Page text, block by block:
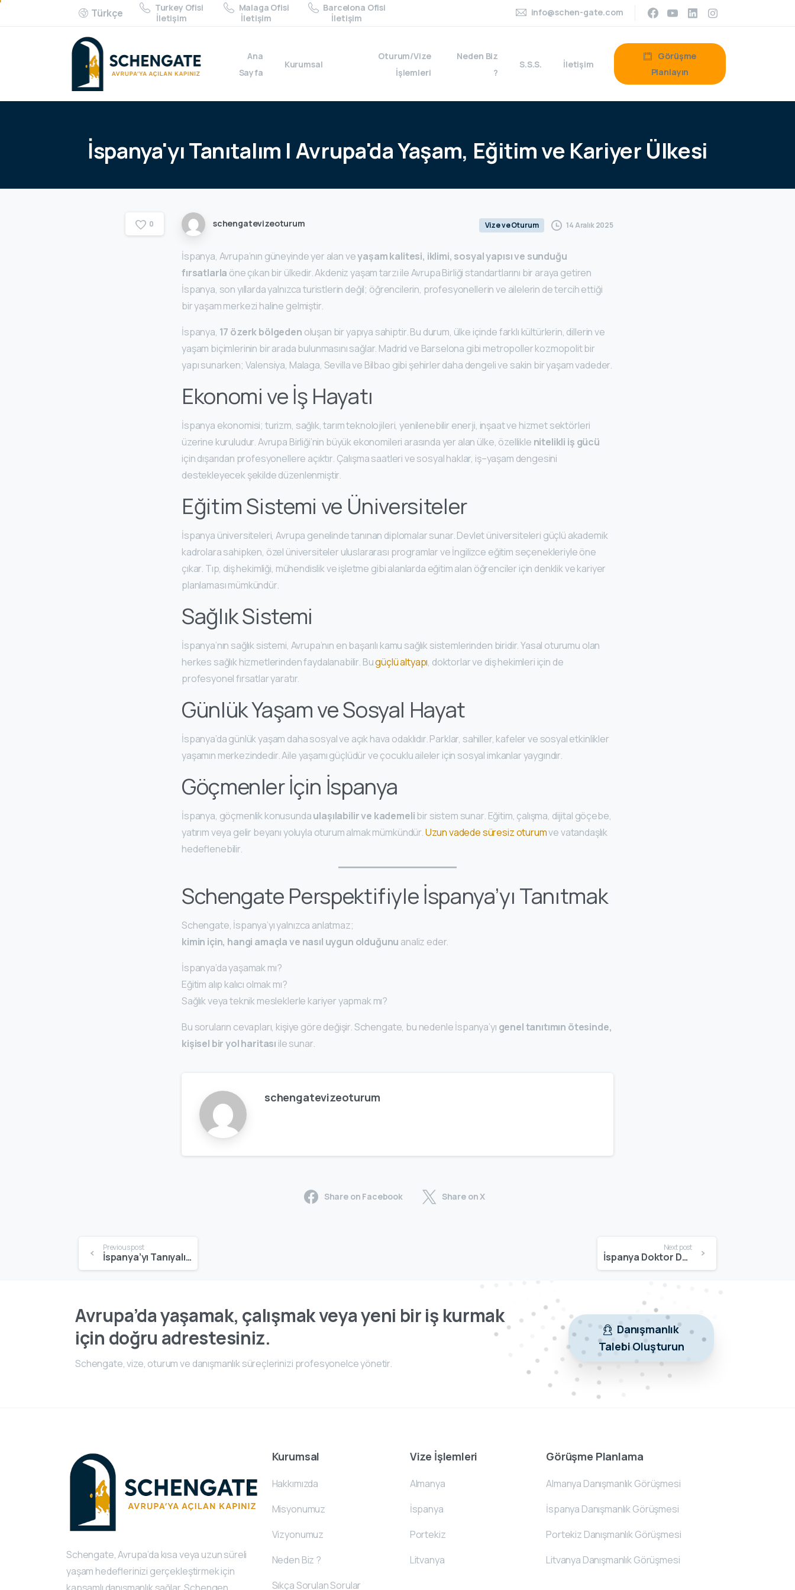
Türkçe
Turkey Ofisi
İletişim
Malaga Ofisi
İletişim
Barcelona Ofisi
İletişim
info@schen-gate.com
Ana
Sayfa
Kurumsal
Oturum/Vize
İşlemleri
Neden Biz
?
S.S.S. İletişim
Görüşme
Planlayın
İspanya'yıTanıtalım | Avrupa'daYaşam, Eğitimve Kariyer Ülkesi
0 schengatevizeoturum Vize ve Oturum 14 Aralık 2025
İspanya, Avrupa’nın güneyinde yer alan veyaşam kalitesi, iklimi, sosyal yapısı ve sunduğu
fırsatlarla öne çıkan bir ülkedir. Akdeniz yaşam tarzı ile Avrupa Birliği standartlarını bir araya getiren
İspanya, son yıllarda yalnızca turistlerin değil; öğrencilerin, profesyonellerin ve ailelerin de tercih ettiği
bir yaşam merkezi haline gelmiştir.
İspanya, 17 özerk bölgeden oluşan bir yapıya sahiptir. Bu durum, ülke içinde farklı kültürlerin, dillerin ve
yaşam biçimlerinin bir arada bulunmasını sağlar. Madrid ve Barselona gibi metropoller kozmopolit bir
yapı sunarken; Valensiya, Malaga, Sevilla ve Bilbao gibi şehirler daha dengeli ve sakin bir yaşam vadeder.
Ekonomi ve İş Hayatı
İspanya ekonomisi; turizm, sağlık, tarım teknolojileri, yenilenebilir enerji, inşaat ve hizmet sektörleri
üzerine kuruludur. Avrupa Birliği’nin büyük ekonomileri arasında yer alan ülke, özellikle nitelikli iş gücü
için dışarıdan profesyonellere açıktır. Çalışma saatleri ve sosyal haklar, iş–yaşam dengesini
destekleyecek şekilde düzenlenmiştir.
Eğitim Sistemi ve Üniversiteler
İspanya üniversiteleri, Avrupa genelinde tanınan diplomalar sunar. Devlet üniversiteleri güçlü akademik
kadrolara sahipken, özel üniversiteler uluslararası programlar ve İngilizce eğitim seçenekleriyle öne
çıkar. Tıp, diş hekimliği, mühendislik ve işletme gibi alanlarda eğitim alan öğrenciler için denklik ve kariyer
planlaması mümkündür.
Sağlık Sistemi
İspanya’nın sağlık sistemi, Avrupa’nın en başarılı kamu sağlık sistemlerinden biridir. Yasal oturumu olan
herkes sağlık hizmetlerinden faydalanabilir. Bugüçlü altyapı, doktorlar ve diş hekimleri için de
profesyonel fırsatlar yaratır.
Günlük Yaşam ve Sosyal Hayat
İspanya’da günlük yaşam daha sosyal ve açık hava odaklıdır. Parklar, sahiller, kafeler ve sosyal etkinlikler
yaşamın merkezindedir. Aile yaşamı güçlüdür ve çocuklu aileler için sosyal imkanlar yaygındır.
Göçmenler İçin İspanya
İspanya, göçmenlik konusundaulaşılabilir ve kademelibir sistem sunar. Eğitim, çalışma, dijital göçebe,
yatırım veya gelir beyanı yoluyla oturum almak mümkündür.Uzun vadede süresiz oturumve vatandaşlık
hedeflenebilir.
Schengate Perspektifiyle İspanya’yı Tanıtmak
Schengate, İspanya’yı yalnızca anlatmaz;
kimin için, hangi amaçla ve nasıl uygun olduğunu analiz eder.
İspanya’da yaşamak mı?
Eğitim alıp kalıcı olmak mı?
Sağlık veya teknik mesleklerle kariyer yapmak mı?
Bu soruların cevapları, kişiye göre değişir. Schengate, bu nedenle İspanya’yı genel tanıtımın ötesinde,
kişisel bir yol haritası ile sunar.
schengatevizeoturum
Share on Facebook Share on X
Previous post
İspanya’yı Tanıyalım | Kültür, Yaşam, Eğitim ve Göç Rehberi
Next post
İspanya Doktor Denklik | İspanya’da Tıp Diploması Denkliği Süreci
Avrupa’da yaşamak, çalışmak veya yeni bir iş kurmak
için doğru adrestesiniz.
Schengate, vize, oturum ve danışmanlık süreçlerinizi profesyonelce yönetir.
Danışmanlık
Talebi Oluşturun
Schengate, Avrupa’da kısa veya uzun süreli
yaşam hedeflerinizi gerçekleştirmek için
Kurumsal
Hakkımızda
Misyonumuz
Vizyonumuz
Neden Biz ?
Sıkça Sorulan Sorular
Vize İşlemleri
Almanya
İspanya
Portekiz
Litvanya
Görüşme Planlama
Almanya Danışmanlık Görüşmesi
İspanya Danışmanlık Görüşmesi
Portekiz Danışmanlık Görüşmesi
Litvanya Danışmanlık Görüşmesi